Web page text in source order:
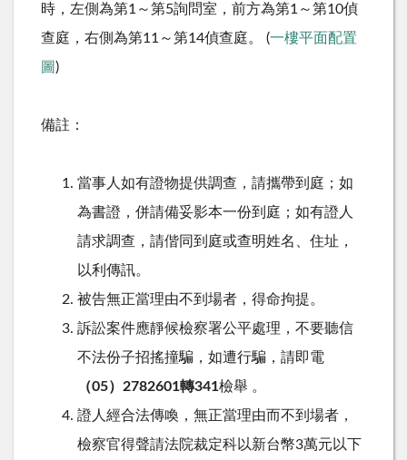
時，左側為第1～第5詢問室，前方為第1～第10偵
查庭，右側為第11～第14偵查庭。 (一樓平面配置
圖)
備註：
當事人如有證物提供調查，請攜帶到庭；如
為書證，併請備妥影本一份到庭；如有證人
請求調查，請偕同到庭或查明姓名、住址，
以利傳訊。
被告無正當理由不到場者，得命拘提。
訴訟案件應靜候檢察署公平處理，不要聽信
不法份子招搖撞騙，如遭行騙，請即電
（05）2782601轉341檢舉 。
證人經合法傳喚，無正當理由而不到場者，
檢察官得聲請法院裁定科以新台幣3萬元以下